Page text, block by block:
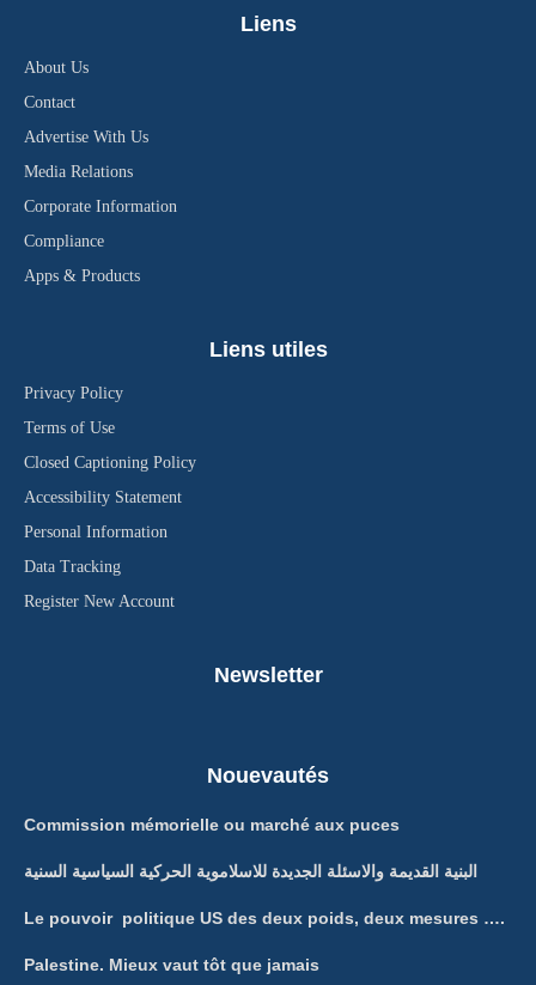
Liens
About Us
Contact
Advertise With Us
Media Relations
Corporate Information
Compliance
Apps & Products
Liens utiles
Privacy Policy
Terms of Use
Closed Captioning Policy
Accessibility Statement
Personal Information
Data Tracking
Register New Account
Newsletter
Nouevautés
Commission mémorielle ou marché aux puces
البنية القديمة والاسئلة الجديدة للاسلاموية الحركية السياسية السنية
Le pouvoir politique US des deux poids, deux mesures ….
Palestine. Mieux vaut tôt que jamais